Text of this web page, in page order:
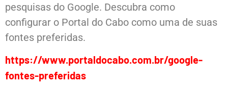
pesquisas do Google. Descubra como
configurar o Portal do Cabo como uma de suas
fontes preferidas.
https://www.portaldocabo.com.br/google-
fontes-preferidas